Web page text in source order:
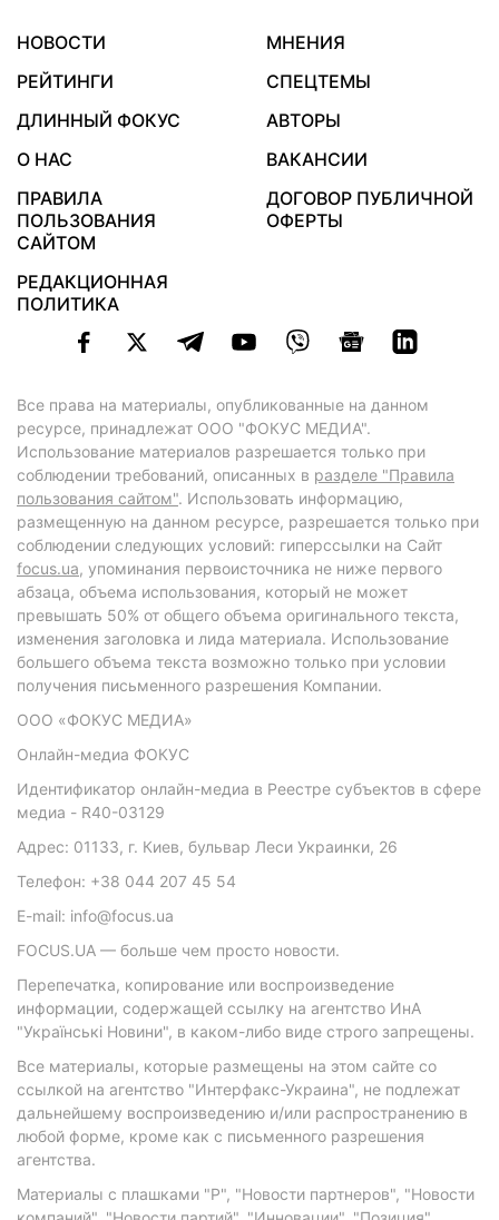
НОВОСТИ
МНЕНИЯ
РЕЙТИНГИ
СПЕЦТЕМЫ
ДЛИННЫЙ ФОКУС
АВТОРЫ
О НАС
ВАКАНСИИ
ПРАВИЛА
ПОЛЬЗОВАНИЯ
САЙТОМ
ДОГОВОР ПУБЛИЧНОЙ
ОФЕРТЫ
РЕДАКЦИОННАЯ
ПОЛИТИКА
Все права на материалы, опубликованные на данном
ресурсе, принадлежат ООО "ФОКУС МЕДИА".
Использование материалов разрешается только при
соблюдении требований, описанных в разделе "Правила
пользования сайтом". Использовать информацию,
размещенную на данном ресурсе, разрешается только при
соблюдении следующих условий: гиперссылки на Сайт
focus.ua, упоминания первоисточника не ниже первого
абзаца, объема использования, который не может
превышать 50% от общего объема оригинального текста,
изменения заголовка и лида материала. Использование
большего объема текста возможно только при условии
получения письменного разрешения Компании.
ООО «ФОКУС МЕДИА»
Онлайн-медиа ФОКУС
Идентификатор онлайн-медиа в Реестре субъектов в сфере
медиа - R40-03129
Адрес: 01133, г. Киев, бульвар Леси Украинки, 26
Телефон: +38 044 207 45 54
E-mail: info@focus.ua
FOCUS.UA — больше чем просто новости.
Перепечатка, копирование или воспроизведение
информации, содержащей ссылку на агентство ИнА
"Українські Новини", в каком-либо виде строго запрещены.
Все материалы, которые размещены на этом сайте со
ссылкой на агентство "Интерфакс-Украина", не подлежат
дальнейшему воспроизведению и/или распространению в
любой форме, кроме как с письменного разрешения
агентства.
Материалы с плашками "Р", "Новости партнеров", "Новости